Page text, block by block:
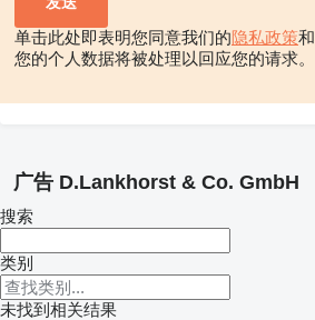
单击此处即表明您同意我们的隐私政策和
您的个人数据将被处理以回应您的请求。
广告 D.Lankhorst & Co. GmbH
搜索
类别
未找到相关结果